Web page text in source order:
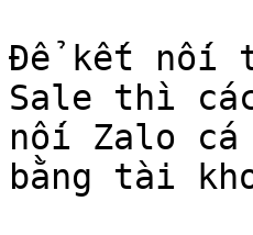
Để kết nối
Sale thì
nối Zalo cá
bằng tài